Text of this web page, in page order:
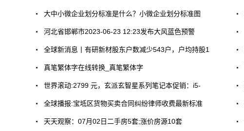
大中小微企业划分标准是什么？小微企业划分标准图
河北省邯郸市2023-06-23 12:23发布大风蓝色预警
全球新消息丨有研新材股东户数减少543户，户均持股1
真笔繁体字在线转换_真笔繁体字
世界滚动:2799 元，玄派玄智星系列笔记本促销：i5-
全球播报:宝坻区货物买卖合同纠纷律师收费最新标准
天天观察：07月02日二手房5套;涨价房源10套